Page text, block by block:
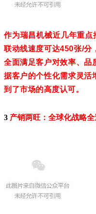
作为瑞昌机械近几年重
联动线速度可达450张/分
全面满足客户对效率、品
据客户的个性化需求灵活
到了市场的高度认可。
3 产销两旺：全球化战略